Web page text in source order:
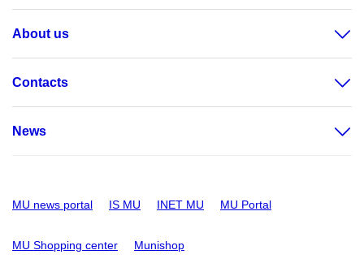
About us
Contacts
News
MU news portal IS MU INET MU MU Portal
MU Shopping center Munishop